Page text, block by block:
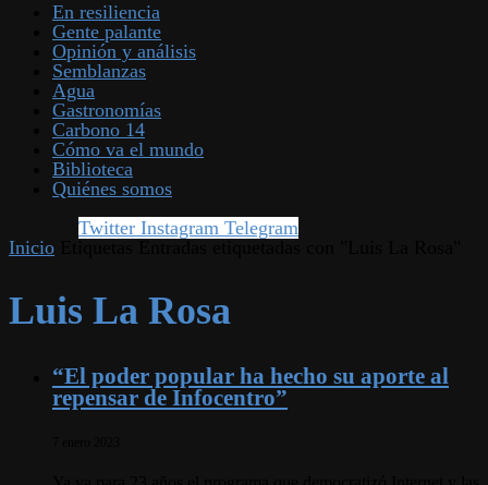
En resiliencia
Gente palante
Opinión y análisis
Semblanzas
Agua
Gastronomías
Carbono 14
Cómo va el mundo
Biblioteca
Quiénes somos
Twitter Instagram Telegram
Inicio
Luis La Rosa
“El poder popular ha hecho su aporte al
repensar de Infocentro”